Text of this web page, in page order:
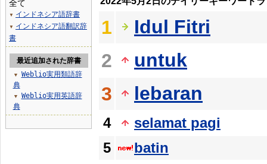
1
Idul Fitri
2
untuk
3
lebaran
4
selamat pagi
5
batin
全て
▼ インドネシア語辞書
▼
インドネシア語翻訳辞
書
最近追加された辞書
▼
Weblio実用類語辞
典
▼
Weblio実用英語辞
典